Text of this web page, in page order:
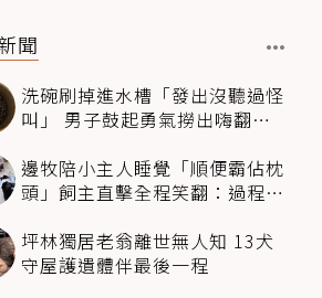
聞
洗碗刷掉進水槽「發出沒聽過怪
叫」 男子鼓起勇氣撈出嗨翻：
邊牧陪小主人睡覺「順便霸佔枕
頭」飼主直擊全程笑翻：過程絲
坪林獨居老翁離世無人知 13犬
守屋護遺體伴最後一程